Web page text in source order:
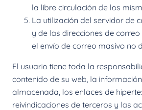
la libre circulación de los
La utilización del servidor de
y de las direcciones de
el envío de correo masivo no
El usuario tiene toda la
contenido de su web, la
almacenada, los enlaces de
reivindicaciones de terceros y las